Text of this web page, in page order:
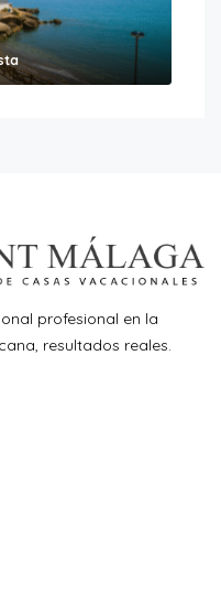
profesional en la
resultados reales.